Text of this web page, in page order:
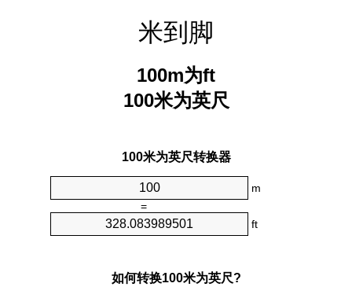
米到脚
100m为ft
100米为英尺
100米为英尺转换器
m
=
ft
如何转换100米为英尺?